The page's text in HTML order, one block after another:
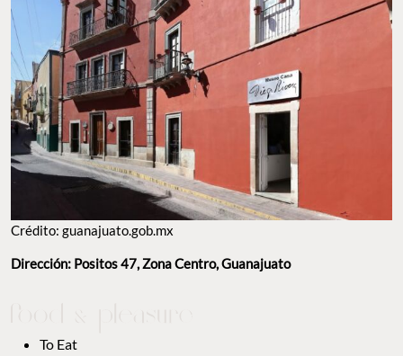
Crédito: guanajuato.gob.mx
Dirección: Positos 47, Zona Centro, Guanajuato
To Eat